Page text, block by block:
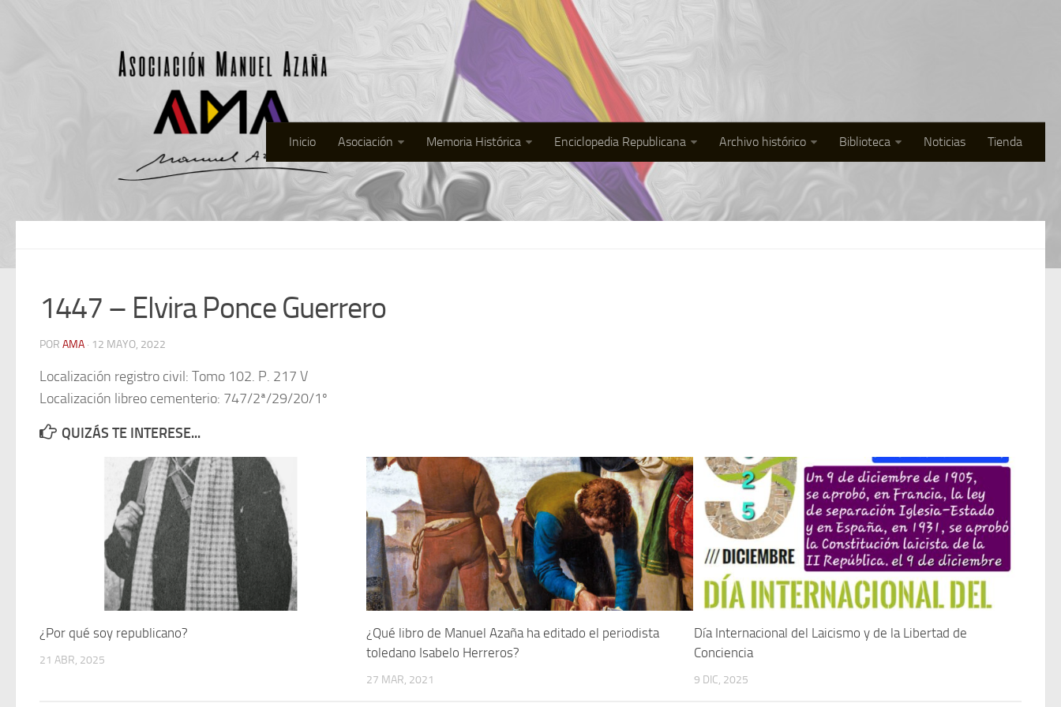
Inicio Asociación Memoria Histórica Enciclopedia Republicana Archivo histórico Biblioteca Noticias Tienda
1447 – Elvira Ponce Guerrero
POR AMA · 12 MAYO, 2022
Localización registro civil: Tomo 102. P. 217 V
Localización libreo cementerio: 747/2ª/29/20/1º
QUIZÁS TE INTERESE...
¿Por qué soy republicano?
21 ABR, 2025
¿Qué libro de Manuel Azaña ha editado el periodista
toledano Isabelo Herreros?
27 MAR, 2021
Día Internacional del Laicismo y de la Libertad de
Conciencia
9 DIC, 2025